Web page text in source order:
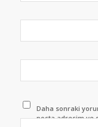
Daha sonraki
posta adresim ve